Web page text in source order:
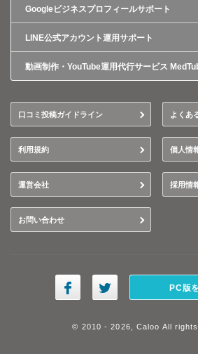
Googleビジネスプロフィールサポート
LINE公式アカウント運用サポート
動画制作・YouTube運用代行サービス
口コミ投稿ガイドライン よくあ
利用規約 個人情
運営会社 採用情
お問い合わせ
PC版
© 2010 - 2026, Caloo All